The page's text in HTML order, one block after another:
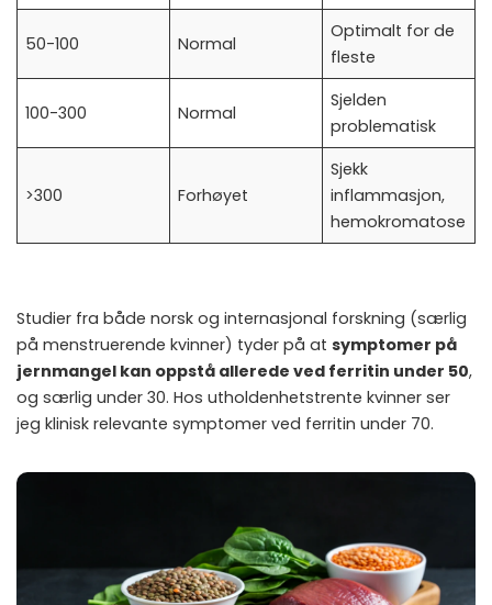
50-100 Normal
Optimalt for de
fleste
100-300 Normal
Sjelden
problematisk
>300 Forhøyet
Sjekk
inflammasjon,
hemokromatose
Studier fra både norsk og internasjonal forskning (særlig
på menstruerende kvinner) tyder på at symptomer på
jernmangel kan oppstå allerede ved ferritin under 50,
og særlig under 30. Hos utholdenhetstrente kvinner ser
jeg klinisk relevante symptomer ved ferritin under 70.